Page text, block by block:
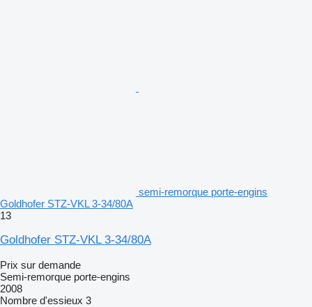
semi-remorque porte-engins
Goldhofer STZ-VKL 3-34/80A
13
Goldhofer STZ-VKL 3-34/80A
Prix sur demande
Semi-remorque porte-engins
2008
Nombre d'essieux 3